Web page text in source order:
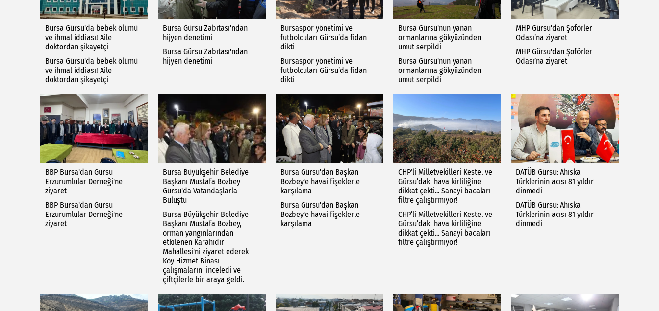
Bursa Gürsu'da bebek ölümü
ve ihmal iddiası! Aile
doktordan şikayetçi
Bursa Gürsu'da bebek ölümü
ve ihmal iddiası! Aile
doktordan şikayetçi
Bursa Gürsu Zabıtası'ndan
hijyen denetimi
Bursa Gürsu Zabıtası'ndan
hijyen denetimi
Bursaspor yönetimi ve
futbolcuları Gürsu’da fidan
dikti
Bursaspor yönetimi ve
futbolcuları Gürsu’da fidan
dikti
Bursa Gürsu'nun yanan
ormanlarına gökyüzünden
umut serpildi
Bursa Gürsu'nun yanan
ormanlarına gökyüzünden
umut serpildi
MHP Gürsu'dan Şoförler
Odası’na ziyaret
MHP Gürsu'dan Şoförler
Odası’na ziyaret
BBP Bursa'dan Gürsu
Erzurumlular Derneği'ne
ziyaret
BBP Bursa'dan Gürsu
Erzurumlular Derneği'ne
ziyaret
Bursa Büyükşehir Belediye
Başkanı Mustafa Bozbey
Gürsu'da Vatandaşlarla
Buluştu
Bursa Büyükşehir Belediye
Başkanı Mustafa Bozbey,
orman yangınlarından
etkilenen Karahıdır
Mahallesi'ni ziyaret ederek
Köy Hizmet Binası
çalışmalarını inceledi ve
çiftçilerle bir araya geldi.
Bursa Gürsu'dan Başkan
Bozbey'e havai fişeklerle
karşılama
Bursa Gürsu'dan Başkan
Bozbey'e havai fişeklerle
karşılama
CHP’li Milletvekilleri Kestel ve
Gürsu’daki hava kirliliğine
dikkat çekti... Sanayi bacaları
filtre çalıştırmıyor!
CHP’li Milletvekilleri Kestel ve
Gürsu’daki hava kirliliğine
dikkat çekti... Sanayi bacaları
filtre çalıştırmıyor!
DATÜB Gürsu: Ahıska
Türklerinin acısı 81 yıldır
dinmedi
DATÜB Gürsu: Ahıska
Türklerinin acısı 81 yıldır
dinmedi